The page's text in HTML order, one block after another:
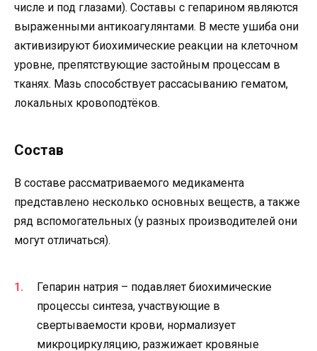
числе и под глазами). Составы с гепарином являются
выраженными антикоагулянтами. В месте ушиба они
активизируют биохимические реакции на клеточном
уровне, препятствующие застойным процессам в
тканях. Мазь способствует рассасыванию гематом,
локальных кровоподтёков.
Состав
В составе рассматриваемого медикамента
представлено несколько основных веществ, а также
ряд вспомогательных (у разных производителей они
могут отличаться).
Гепарин натрия – подавляет биохимические
процессы синтеза, участвующие в
свертываемости крови, нормализует
микроциркуляцию, разжижает кровяные